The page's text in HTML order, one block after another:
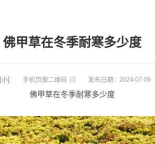
佛甲草在冬季耐寒多少度
[小] 手机页面二维码 发布日期：2024-07-09
佛甲草在冬季耐寒多少度